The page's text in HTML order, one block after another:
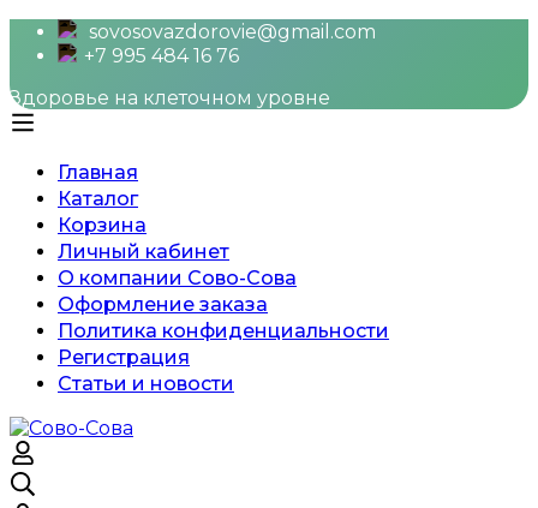
sovosovazdorovie@gmail.com
+7 995 484 16 76
Здоровье на клеточном уровне
Главная
Каталог
Корзина
Личный кабинет
О компании Сово-Сова
Оформление заказа
Политика конфиденциальности
Регистрация
Статьи и новости